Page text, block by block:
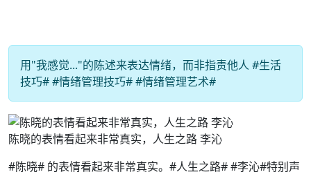
用"我感觉..."的陈述来表达情绪，而非指责他人 #生活
技巧# #情绪管理技巧# #情绪管理艺术#
陈晓的表情看起来非常真实，人生之路 李沁
#陈晓# 的表情看起来非常真实。#人生之路# #李沁#特别声